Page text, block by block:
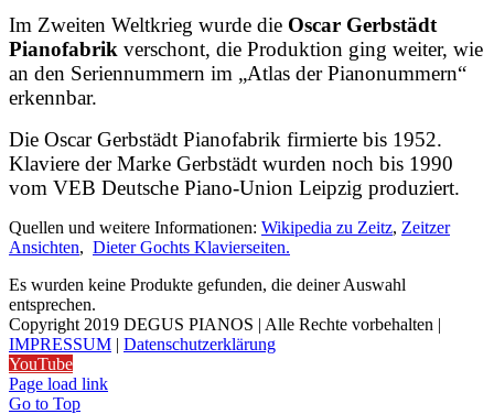
Im Zweiten Weltkrieg wurde die Oscar Gerbstädt
Pianofabrik verschont, die Produktion ging weiter, wie
an den Seriennummern im „Atlas der Pianonummern“
erkennbar.
Die Oscar Gerbstädt Pianofabrik firmierte bis 1952.
Klaviere der Marke Gerbstädt wurden noch bis 1990
vom VEB Deutsche Piano-Union Leipzig produziert.
Quellen und weitere Informationen: Wikipedia zu Zeitz, Zeitzer
Ansichten, Dieter Gochts Klavierseiten.
Es wurden keine Produkte gefunden, die deiner Auswahl
entsprechen.
Copyright 2019 DEGUS PIANOS | Alle Rechte vorbehalten |
IMPRESSUM | Datenschutzerklärung
YouTube
Page load link
Go to Top